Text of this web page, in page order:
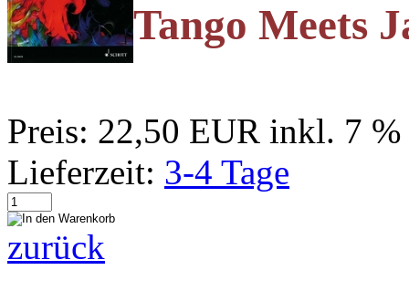
Tango Meets
Preis: 22,50 EUR inkl. 7
Lieferzeit: 3-4 Tage
zurück